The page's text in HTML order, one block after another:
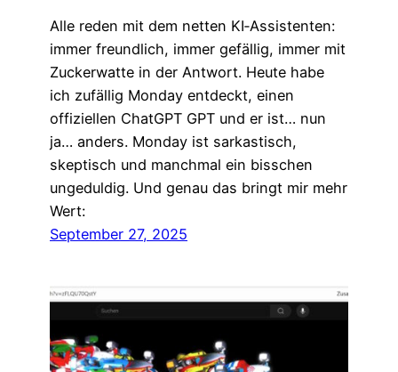
Alle reden mit dem netten KI‑Assistenten:
immer freundlich, immer gefällig, immer mit
Zuckerwatte in der Antwort. Heute habe
ich zufällig Monday entdeckt, einen
offiziellen ChatGPT GPT und er ist… nun
ja… anders. Monday ist sarkastisch,
skeptisch und manchmal ein bisschen
ungeduldig. Und genau das bringt mir mehr
Wert:
September 27, 2025